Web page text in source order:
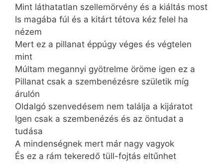
Mint láthatatlan szellemörvény és a kiáltás most
Is magába fúl és a kitárt tétova kéz felel ha
nézem
Mert ez a pillanat éppúgy véges és végtelen
mint
Múltam megannyi gyötrelme öröme igen ez a
Pillanat csak a szembenézésre születik míg
árulón
Oldalgó szenvedésem nem találja a kijáratot
Igen csak a szembenézés és az öntudat a
tudása
A mindenségnek mert már nagy vagyok
És ez a rám tekeredő tüll-fojtás eltűnhet